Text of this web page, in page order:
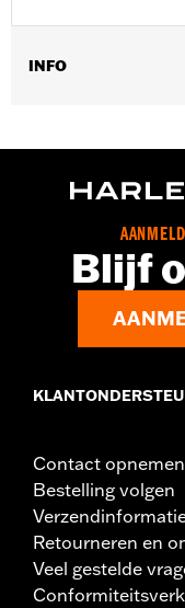
INFO
Functionele features:
d.com/warrantyvoor
Blijf
Contact opnemen
Bestelling volgen
Retourneren en
Veel gestelde